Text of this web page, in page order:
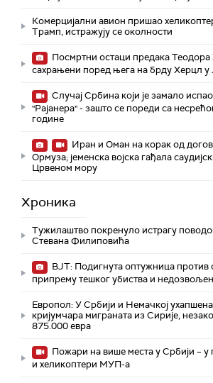
Комерцијални авион пришао
Трамп, истражују се околности
Посмртни остаци предака
сахрањени поред њега на брду Херцл у
Случај Србина који је замало
"Рајанера" - зашто се пореди са
године
Иран и Оман на корак од
Ормуза; jеменска војска гађала
Црвеном мору
Хроника
Тужилаштво покренуло истрагу
Стевана Филиповића
ВЈТ: Подигнута оптужница против
припрему тешког убиства и
Европол: У Србији и Немачкој ухапшена
кријумчара миграната из Сирије,
875.000 евра
Пожари на више места у Србији –
и хеликоптери МУП-а